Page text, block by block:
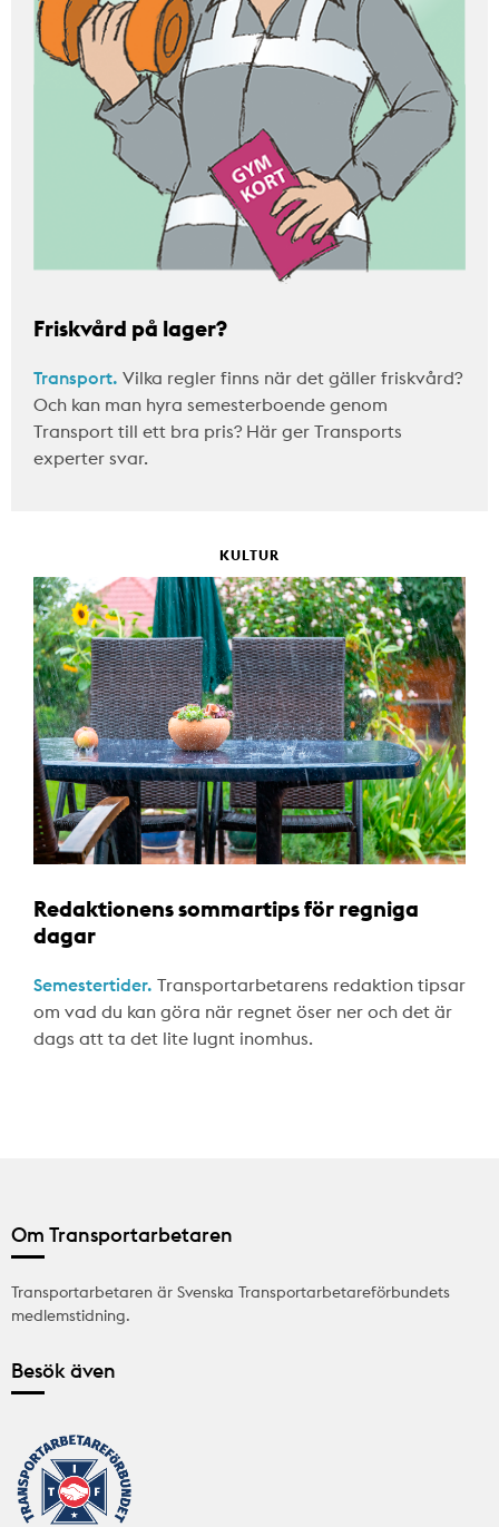
Friskvård på lager?
Transport. Vilka regler finns när det gäller friskvård?
Och kan man hyra semesterboende genom
Transport till ett bra pris? Här ger Transports
experter svar.
KULTUR
Redaktionens sommartips för regniga
dagar
Semestertider. Transportarbetarens redaktion tipsar
om vad du kan göra när regnet öser ner och det är
dags att ta det lite lugnt inomhus.
Om Transportarbetaren
Transportarbetaren är Svenska Transportarbetareförbundets
medlemstidning.
Besök även